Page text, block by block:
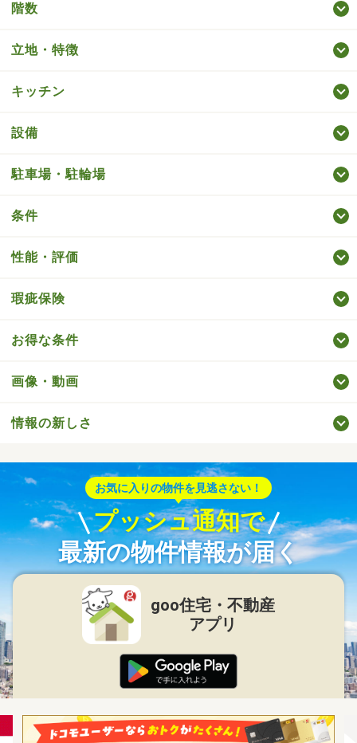
階数
立地・特徴
キッチン
設備
駐車場・駐輪場
条件
性能・評価
瑕疵保険
お得な条件
画像・動画
情報の新しさ
お気に入りの物件を見逃さない！
プッシュ通知で
最新の物件情報が届く
goo住宅・不動産
アプリ